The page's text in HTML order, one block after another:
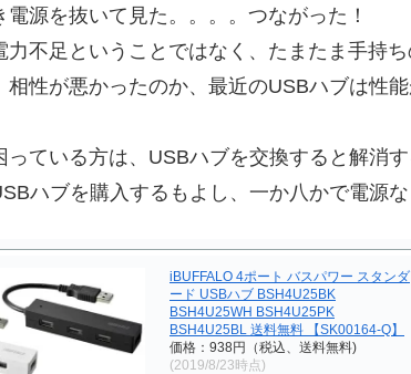
源を抜いて見た。。。。つながった！
力不足ということではなく、たまたま手持
相性が悪かったのか、最近のUSBハブは性
っている方は、USBハブを交換すると解消
ハブを購入するもよし、一か八かで電源
iBUFFALO 4ポート バスパワー スタンダ
ード USBハブ BSH4U25BK
BSH4U25WH BSH4U25PK
BSH4U25BL 送料無料 【SK00164-Q】
価格：938円（税込、送料無料)
(2019/8/23時点)